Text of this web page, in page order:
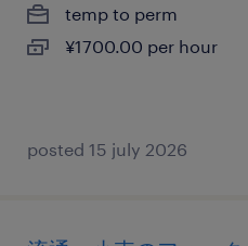
temp to perm
¥1700.00 per hour
posted 15 july 2026